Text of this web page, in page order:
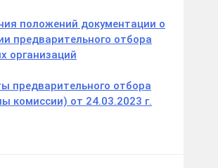
положений документации о
предварительного отбора
организаций
предварительного отбора
комиссии) от 24.03.2023 г.